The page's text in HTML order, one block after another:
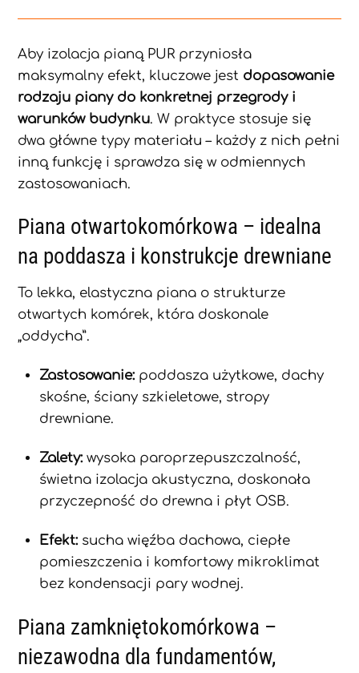
Aby izolacja pianą PUR przyniosła
maksymalny efekt, kluczowe jest dopasowanie
rodzaju piany do konkretnej przegrody i
warunków budynku. W praktyce stosuje się
dwa główne typy materiału – każdy z nich pełni
inną funkcję i sprawdza się w odmiennych
zastosowaniach.
Piana otwartokomórkowa – idealna
na poddasza i konstrukcje drewniane
To lekka, elastyczna piana o strukturze
otwartych komórek, która doskonale
„oddycha”.
Zastosowanie:poddasza użytkowe, dachy
skośne, ściany szkieletowe, stropy
drewniane.
Zalety:wysoka paroprzepuszczalność,
świetna izolacja akustyczna, doskonała
przyczepność do drewna i płyt OSB.
Efekt:sucha więźba dachowa, ciepłe
pomieszczenia i komfortowy mikroklimat
bez kondensacji pary wodnej.
Piana zamkniętokomórkowa –
niezawodna dla fundamentów,